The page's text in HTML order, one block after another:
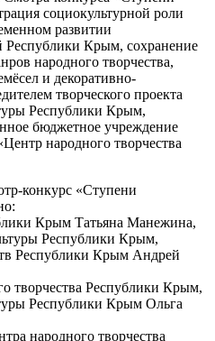
социокультурной роли
развитии
Крым, сохранение
народного творчества,
и декоративно-
творческого проекта
Республики Крым,
бюджетное учреждение
народного творчества
конкурс «Ступени
Крым Татьяна Манежина,
Республики Крым,
Республики Крым Андрей
творчества Республики Крым,
Республики Крым Ольга
народного творчества